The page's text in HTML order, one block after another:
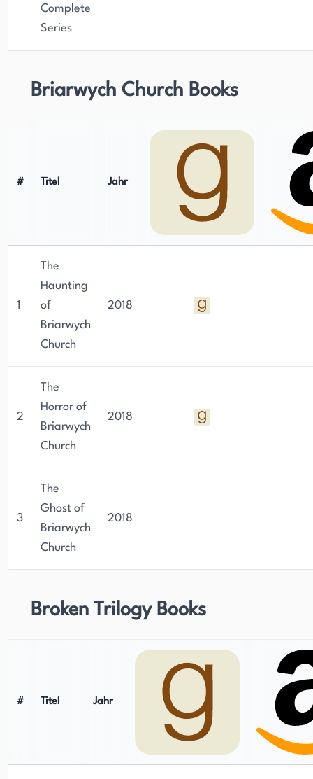
Complete
Series
Briarwych Church Books
# Titel Jahr
1
The
Haunting
of
Briarwych
Church
2018
2
The
Horror of
Briarwych
Church
2018
3
The
Ghost of
Briarwych
Church
2018
Broken Trilogy Books
# Titel Jahr